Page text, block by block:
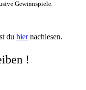
Gewinnspiele.
du hiernachlesen.
!